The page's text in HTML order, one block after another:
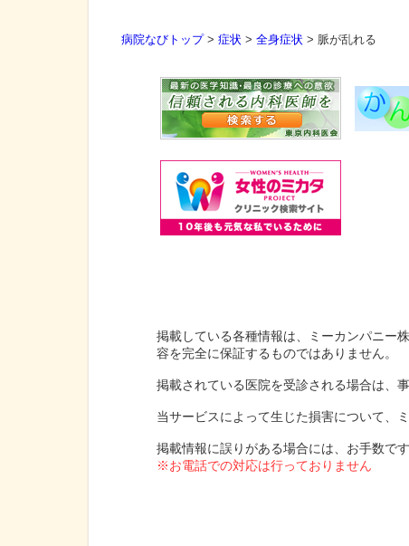
掲載している各種情報は、ミーカンパニー
容を完全に保証するものではありません。
掲載されている医院を受診される場合は、
当サービスによって生じた損害について、
掲載情報に誤りがある場合には、お手数で
※お電話での対応は行っておりません
病院なびトップ> 症状 > 全身症状 > 脈が乱れる